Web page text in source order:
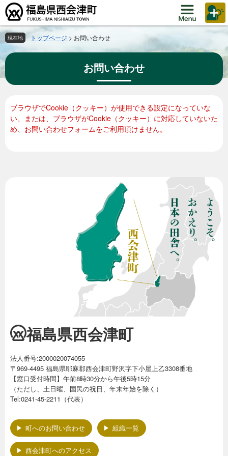
ペ
ー
ジ
の
頭
で
す。
メ
ニ
ュ
ー
飛
ば
し
現在地 トップページ > お問い合わせ
お問い合わせ
文
ブラウザでCookie（クッキー）が使用できる設定になっていな
い、または、ブラウザがCookie（クッキー）に対応していないた
め、お問い合わせフォームをご利用頂けません。
福島県西会津町
法人番号:2000020074055
〒969-4495 福島県耶麻郡西会津町野沢字下小屋上乙3308番地
【窓口受付時間】午前8時30分から午後5時15分
（ただし、土日曜、国民の祝日、年末年始を除く）
Tel:0241-45-2211（代表）
町へのお問い合わせ 組織一覧
西会津町へのアクセス